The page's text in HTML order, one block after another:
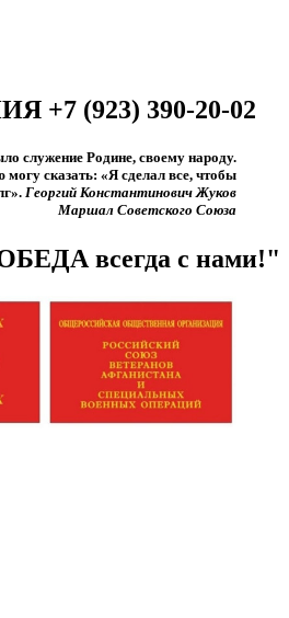
+7 (923) 390-20-02
служение Родине, своему народу.
могу сказать: «Я сделал все, чтобы
Георгий Константинович Жуков
Маршал Советского Союза
всегда с нами!"